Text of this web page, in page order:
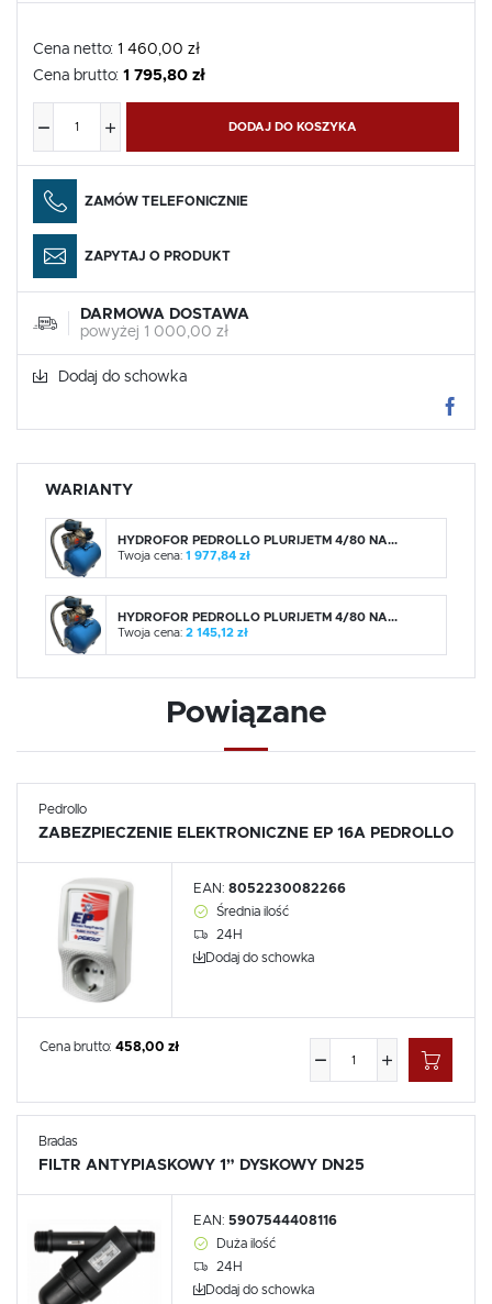
Cena netto: 1 460,00 zł
Cena brutto: 1 795,80 zł
DODAJ DO KOSZYKA
ZAMÓW TELEFONICZNIE
ZAPYTAJ O PRODUKT
DARMOWA DOSTAWA
powyżej 1 000,00 zł
Dodaj do schowka
WARIANTY
HYDROFOR PEDROLLO PLURIJETM 4/80 NA...
Twoja cena: 1 977,84 zł
HYDROFOR PEDROLLO PLURIJETM 4/80 NA...
Twoja cena: 2 145,12 zł
Powiązane
Pedrollo
ZABEZPIECZENIE ELEKTRONICZNE EP 16A PEDROLLO
EAN: 8052230082266
Średnia ilość
24H
Dodaj do schowka
Cena brutto: 458,00 zł
Bradas
FILTR ANTYPIASKOWY 1” DYSKOWY DN25
EAN: 5907544408116
Duża ilość
24H
Dodaj do schowka